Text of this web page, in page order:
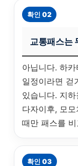
확인 02
교통패스는
아닙니다. 하
일정이라면 걷
있습니다. 지
다자이후, 모
때만 패스를
확인 03